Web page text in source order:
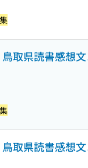
鳥取県読書感想
鳥取県読書感想